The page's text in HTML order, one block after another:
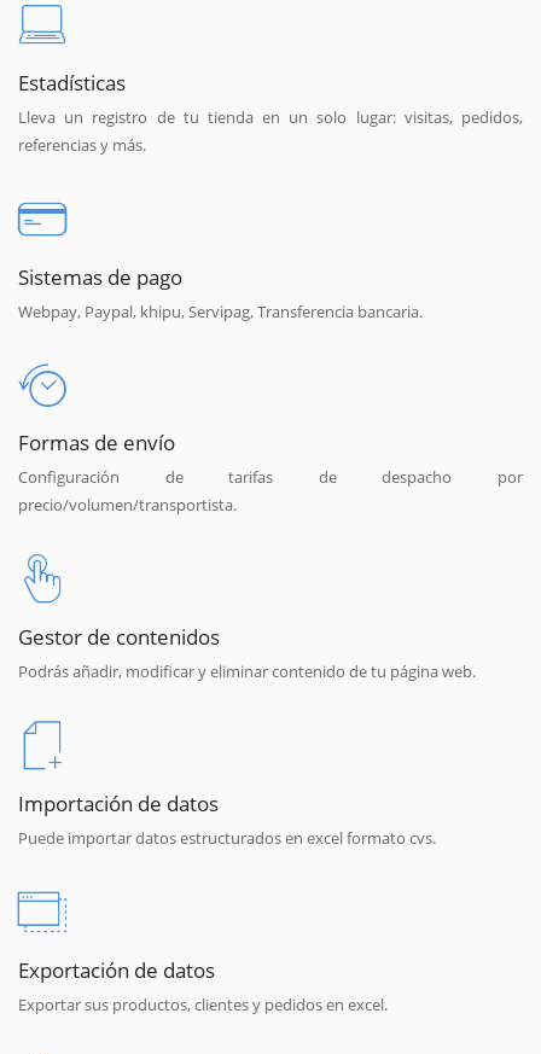
Estadísticas
Lleva un registro de tu tienda en un solo lugar: visitas, pedidos,
referencias y más.
Sistemas de pago
Webpay, Paypal, khipu, Servipag, Transferencia bancaria.
Formas de envío
Configuración de tarifas de despacho por
precio/volumen/transportista.
Gestor de contenidos
Podrás añadir, modificar y eliminar contenido de tu página web.
Importación de datos
Puede importar datos estructurados en excel formato cvs.
Exportación de datos
Exportar sus productos, clientes y pedidos en excel.